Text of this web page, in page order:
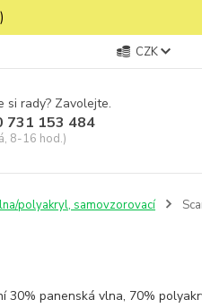
CZK
si rady? Zavolejte.
731 153 484
8-16 hod.)
polyakryl, samovzorovací
30% panenská vlna, 70%